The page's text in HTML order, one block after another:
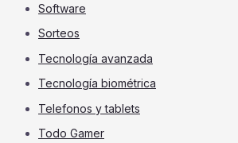
Software
Sorteos
Tecnología avanzada
Tecnología biométrica
Telefonos y tablets
Todo Gamer